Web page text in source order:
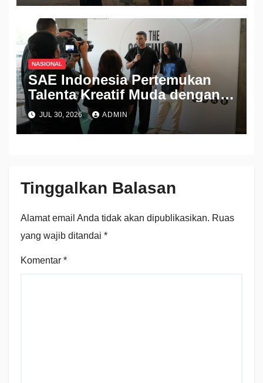
NASIONAL
SAE Indonesia Pertemukan
Talenta Kreatif Muda dengan
Industri Lewat Pameran THE
CONTINUUM 2026
JUL 30, 2026 ADMIN
Tinggalkan Balasan
Alamat email Anda tidak akan dipublikasikan. Ruas
yang wajib ditandai *
Komentar *